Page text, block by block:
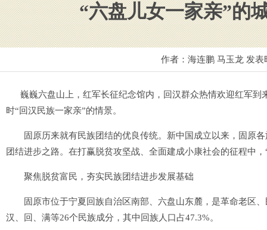
“六盘儿女一家亲”的
作者：海连鹏 马玉龙 发表
巍巍六盘山上，红军长征纪念馆内，回汉群众热情欢迎红军到
时“回汉民族一家亲”的情景。
固原历来就有民族团结的优良传统。新中国成立以来，固原各
团结进步之路。在打赢脱贫攻坚战、全面建成小康社会的征程中
聚焦脱贫富民，夯实民族团结进步发展基础
固原市位于宁夏回族自治区南部、六盘山东麓，是革命老区、
汉、回、满等26个民族成分，其中回族人口占47.3%。